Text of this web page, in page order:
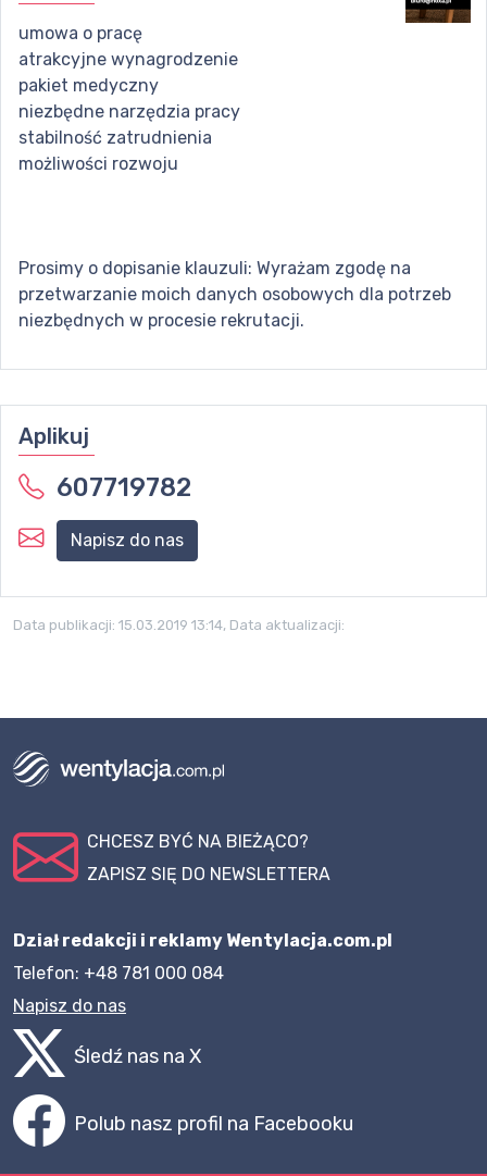
umowa o pracę
atrakcyjne wynagrodzenie
pakiet medyczny
niezbędne narzędzia pracy
stabilność zatrudnienia
możliwości rozwoju
Prosimy o dopisanie klauzuli: Wyrażam zgodę na
przetwarzanie moich danych osobowych dla potrzeb
niezbędnych w procesie rekrutacji.
Aplikuj
607719782
Napisz do nas
Data publikacji: 15.03.2019 13:14, Data aktualizacji:
CHCESZ BYĆ NA BIEŻĄCO?
ZAPISZ SIĘ DO NEWSLETTERA
Dział redakcji i reklamy Wentylacja.com.pl
Telefon: +48 781 000 084
Napisz do nas
Śledź nas na X
Polub nasz profil na Facebooku